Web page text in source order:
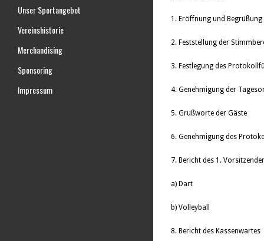
1. Eröffnung und
2. Feststellung der
3. Festlegung des
4. Genehmigung der
5. Grußworte der Gäste
6. Genehmigung des
7. Bericht des 1.
a) Dart
b) Volleyball
8. Bericht des Kassenwartes
Unser Sportangebot
Vereinshistorie
Merchandising
Sponsoring
Impressum